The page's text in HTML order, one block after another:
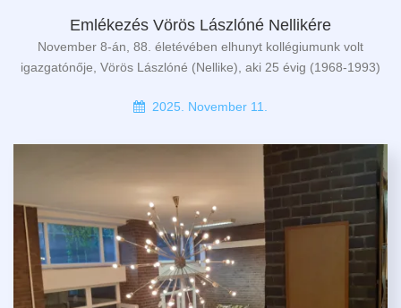
Emlékezés Vörös Lászlóné Nellikére
November 8-án, 88. életévében elhunyt kollégiumunk volt
igazgatónője, Vörös Lászlóné (Nellike), aki 25 évig (1968-1993)
2025. November 11.